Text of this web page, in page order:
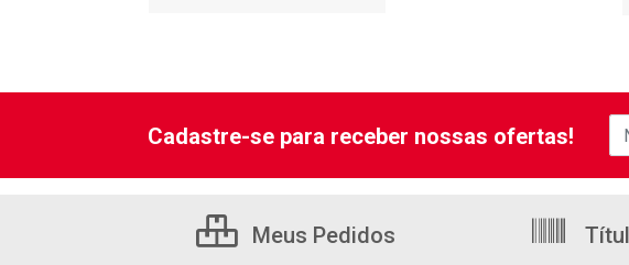
Cadastre-se para receber nossas ofertas!
Meus Pedidos